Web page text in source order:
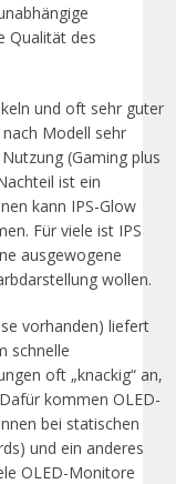
Qualität des
und oft sehr guter
Modell sehr
(Gaming plus
ist ein
kann IPS-Glow
Für viele ist IPS
ausgewogene
wollen.
vorhanden) liefert
schnelle
oft „knackig“ an,
kommen OLED-
bei statischen
und ein anderes
OLED-Monitore